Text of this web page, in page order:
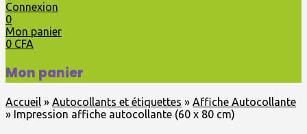
Connexion
0
Mon panier
0 CFA
Mon panier
Accueil » Autocollants et étiquettes » Affiche Autocollante
» Impression affiche autocollante (60 x 80 cm)